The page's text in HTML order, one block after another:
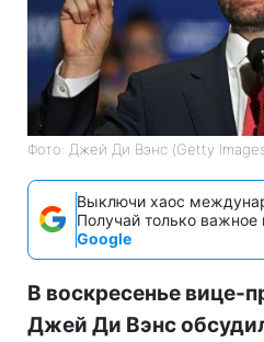
Фото: Джей Ди Вэнс (Getty
Выключи хаос
Получай только важное
Google
В воскресенье вице-
Джей Ди Вэнс